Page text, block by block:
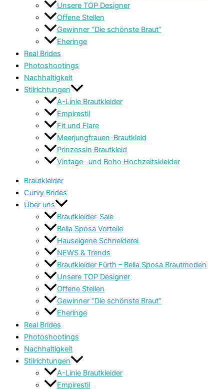
Unsere TOP Designer
Offene Stellen
Gewinner “Die schönste Braut”
Eheringe
Real Brides
Photoshootings
Nachhaltigkeit
Stilrichtungen
A-Linie Brautkleider
Empirestil
Fit und Flare
Meerjungfrauen-Brautkleid
Prinzessin Brautkleid
Vintage- und Boho Hochzeitskleider
Brautkleider
Curvy Brides
Über uns
Brautkleider-Sale
Bella Sposa Vorteile
Hauseigene Schneiderei
NEWS & Trends
Brautkleider Fürth – Bella Sposa Brautmoden
Unsere TOP Designer
Offene Stellen
Gewinner “Die schönste Braut”
Eheringe
Real Brides
Photoshootings
Nachhaltigkeit
Stilrichtungen
A-Linie Brautkleider
Empirestil